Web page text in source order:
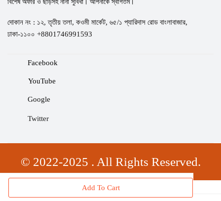
Add To Cart
বিশেষ অফার ও ছাড়সহ নানা সুবিধা। আপনাকে স্বাগতম।
দোকান নং : ১২, তৃতীয় তলা, কওমী মার্কেট, ৬৫/১ প্যারিদাস রোড বাংলাবাজার,
ঢাকা-১১০০ +8801746991593
Facebook
YouTube
Google
Twitter
© 2022-2025 . All Rights Reserved.